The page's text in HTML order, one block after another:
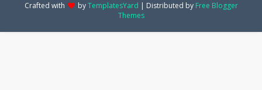
Crafted with
byTemplatesYard | Distributed by Free Blogger
Themes